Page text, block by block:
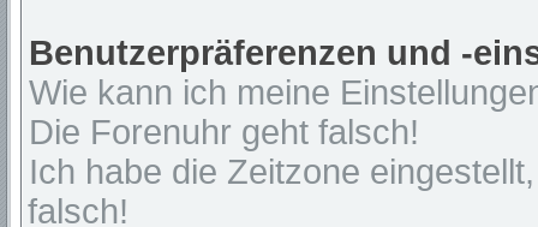
Benutzerpräferenzen und -
Wie kann ich meine
Die Forenuhr geht falsch!
Ich habe die Zeitzone
falsch!